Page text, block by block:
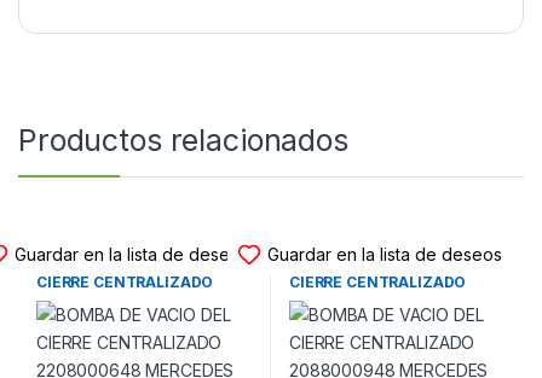
Productos relacionados
Guardar en la lista de deseos
BOMBA DE VACIO DEL
CIERRE CENTRALIZADO
2208000648 MERCEDES
BENZ CL (W215) – MERCEDES
BENZ CLASE S (W220)
(1998-2006)
Guardar en la lista de deseos
BOMBA DE VACIO DEL
CIERRE CENTRALIZADO
2088000948 MERCEDES
BENZ CLK (W208) –
MERCEDES BENZ CLASE C
(W202) – MERCEDES BENZ
CLASE E (W210) (1996-